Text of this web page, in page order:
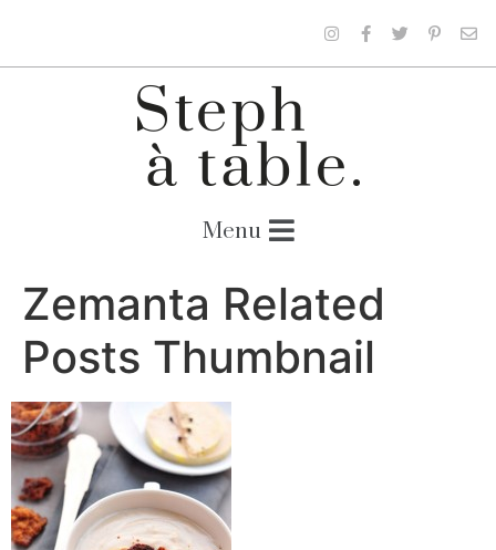
Zemanta Related
Posts Thumbnail